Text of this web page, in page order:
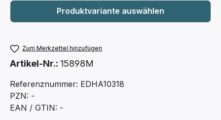
Zum Merkzettel hinzufügen
Artikel-Nr.: 15898M
Referenznummer: EDHA10318
PZN: -
EAN / GTIN: -